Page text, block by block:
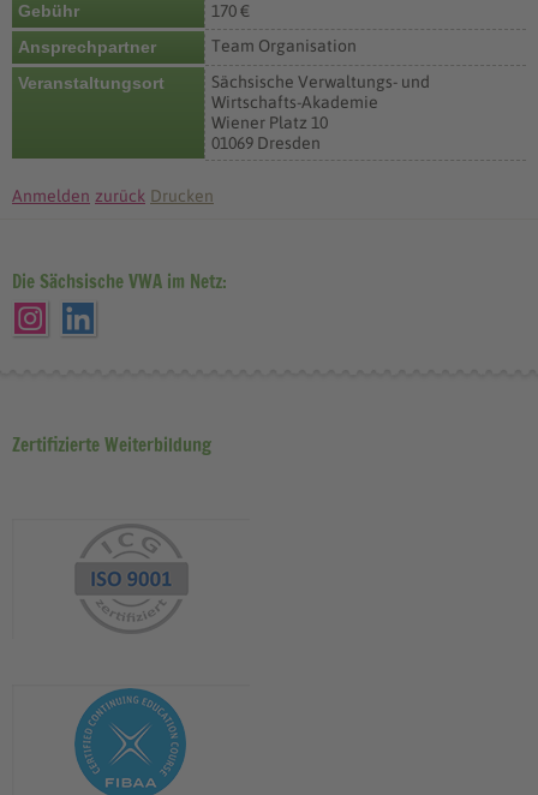
Gebühr
170 €
Ansprechpartner
Team Organisation
Veranstaltungsort
Sächsische Verwaltungs- und
Wirtschafts-Akademie
Wiener Platz 10
01069 Dresden
Anmelden zurück Drucken
Die Sächsische VWA im Netz:
Zertifizierte Weiterbildung